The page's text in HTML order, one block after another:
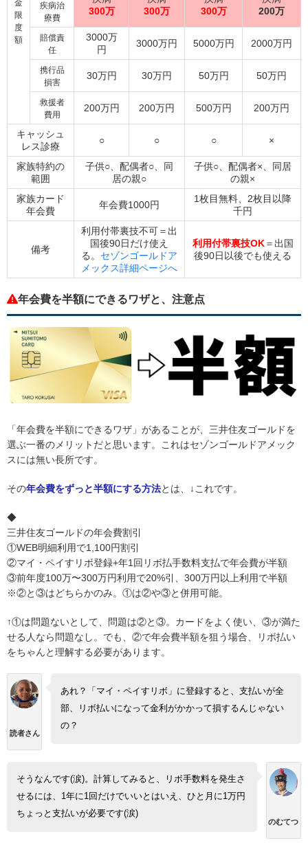
金
限
度
額
疾病治
療費
300万
300万
300万
200万
賠償責
任
3000万
円
3000万円 5000万円 2000万円
携行品
損害
30万円 30万円 50万円 50万円
救援者
費用
200万円 200万円 500万円 200万円
キャッシュ
レス診療
○ ○ ○ ×
家族特約の
範囲
子供○、配偶者○、同
居の親○
子供○、配偶者×、同居
の親×
家族カード
年会費
年会費1000円
1枚目無料、2枚目以降
千円
備考
利用付帯裏技不可＝出
国後90日だけ使え
る。 セゾンゴールドア
メックス詳細ページへ
利用付帯裏技OK＝出国
後90日以後でも使える
年会費を半額にできるワザと、注意点
「年会費を半額にできるワザ」があることが、三井住友ゴールドを
選ぶ一番のメリットだと思います。これはセゾンゴールドアメック
スには無い長所です。
その年会費をずっと半額にする方法とは、↓これです。
◆
三井住友ゴールドの年会費割引
①WEB明細利用で1,100円割引
②マイ・ペイすリボ登録+年1回リボ払手数料支払で年会費が半額
③前年度100万〜300万円利用で20%引、300万円以上利用で半額
※②と③はどちらかのみ。①は②や③と併用可能。
↑①は問題ないとして、問題は②と③。カードをよく使い、③が満た
せる人なら問題なし。でも、②で年会費半額を狙う場合、リボ払い
をちゃんと理解する必要があります。
読者さん
あれ？「マイ・ペイすリボ」に登録すると、支払いが全
部、リボ払いになって金利がかかって損するんじゃない
の？
のむてつ
そうなんです(涙)。計算してみると、リボ手数料を発生さ
せるには、1年に1回だけでいいとはいえ、ひと月に1万円
ちょっと支払いが必要です(涙)